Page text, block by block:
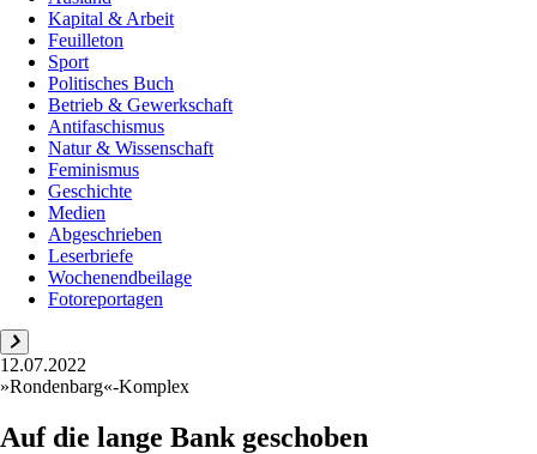
Kapital & Arbeit
Feuilleton
Sport
Politisches Buch
Betrieb & Gewerkschaft
Antifaschismus
Natur & Wissenschaft
Feminismus
Geschichte
Medien
Abgeschrieben
Leserbriefe
Wochenendbeilage
Fotoreportagen
12.07.2022
»Rondenbarg«-Komplex
Auf die lange Bank geschoben